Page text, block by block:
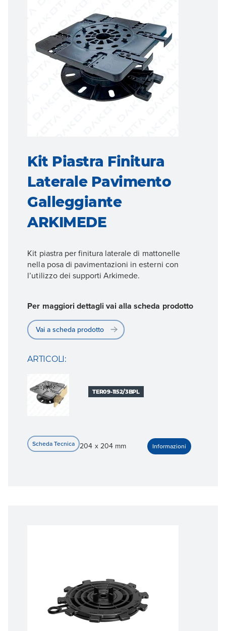
Kit Piastra Finitura
Laterale Pavimento
Galleggiante
ARKIMEDE
Kit piastra per finitura laterale di mattonelle
nella posa di pavimentazioni in esterni con
l’utilizzo dei supporti Arkimede.
Per maggiori dettagli vai alla scheda prodotto
Vai a scheda prodotto
ARTICOLI:
TER09-1152/3BPL
204 x 204 mm